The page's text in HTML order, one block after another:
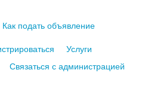
Как подать объявление
Услуги
Связаться с администрацией